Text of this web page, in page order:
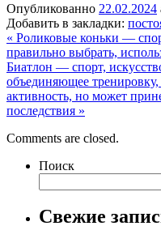
Опубликованно 22.02.2024
Добавить в закладки:
« Роликовые коньки —
правильно выбрать,
Биатлон — спорт,
объединяющее
активность, но может
последствия »
Comments are closed.
Поиск
Свежие